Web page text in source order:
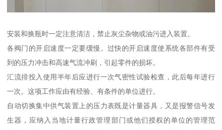
安装和换瓶时一定注意清洁，禁止灰尘杂物或油污进入装置。
各阀门的开启速度一定要缓慢。过快的开启速度使系统各部件有受
到的压力冲击和高速气流冲刷，引起零件的损坏。
汇流排投入使用半年后应进行一次气密性试验检查，此后每年进行
一次。这项工作应由有经验、有条件的单位进行。
自动切换集中供气装置上的压力表既是计量器具，又是报警信号发
生器，应纳入当地计量行政管理部门或他们授权的单位的管理范